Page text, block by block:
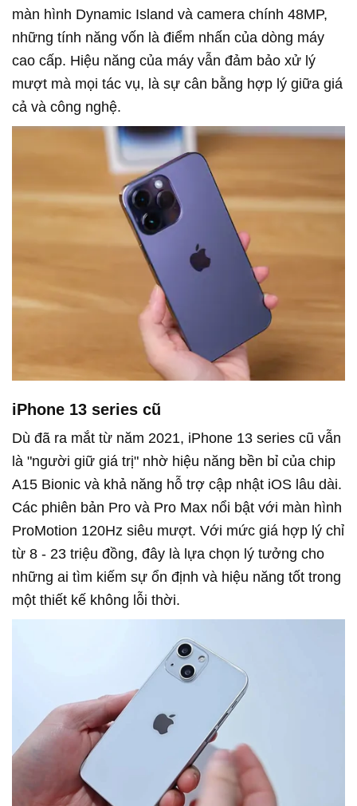
màn hình Dynamic Island và camera chính 48MP,
những tính năng vốn là điểm nhấn của dòng máy
cao cấp. Hiệu năng của máy vẫn đảm bảo xử lý
mượt mà mọi tác vụ, là sự cân bằng hợp lý giữa giá
cả và công nghệ.
iPhone 13 series cũ
Dù đã ra mắt từ năm 2021, iPhone 13 series cũ vẫn
là "người giữ giá trị" nhờ hiệu năng bền bỉ của chip
A15 Bionic và khả năng hỗ trợ cập nhật iOS lâu dài.
Các phiên bản Pro và Pro Max nổi bật với màn hình
ProMotion 120Hz siêu mượt. Với mức giá hợp lý chỉ
từ 8 - 23 triệu đồng, đây là lựa chọn lý tưởng cho
những ai tìm kiếm sự ổn định và hiệu năng tốt trong
một thiết kế không lỗi thời.